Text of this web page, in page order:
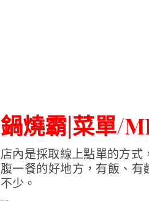
鍋燒霸|菜單/
店內是採取線上點單的方式
腹一餐的好地方，有飯、
不少。